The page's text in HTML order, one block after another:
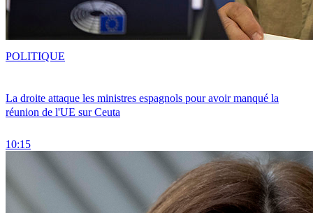
La droite attaque les ministres espagnols pour avoir manqué la
réunion de l'UE sur Ceuta
10:15
POLITIQUE